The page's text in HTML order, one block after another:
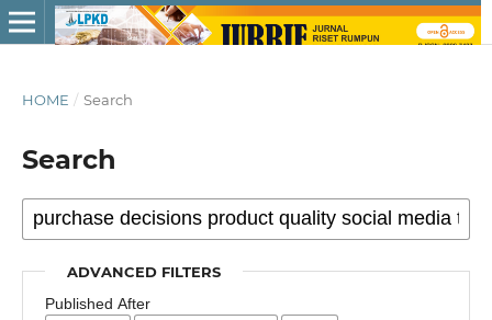
HOME / Search
Search
ADVANCED FILTERS
Published After